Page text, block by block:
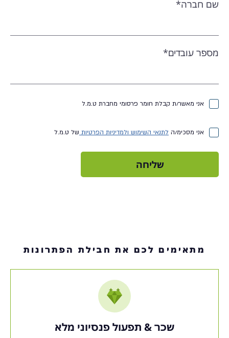
שם חברה*
מספר עובדים*
אני מאשר/ת קבלת חומר פרסומי מחברת ט.מ.ל
אני מסכימ/ה לתנאי השימוש ולמדיניות הפרטיות של ט.מ.ל
שליחה
מתאימים לכם את חבילת הפתרונות
שכר & תפעול פנסיוני מלא